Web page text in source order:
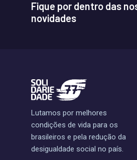
Fique por dentro das
novidades
Lutamos por melhores
condições de vida para os
brasileiros e pela redução da
desigualdade social no país.